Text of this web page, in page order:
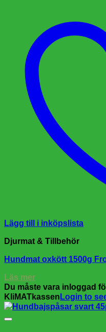
Lägg till i inköpslista
Djurmat & Tillbehör
Hundmat oxkött 1500g
Läs mer
Du måste vara inloggad
KliMATkassen Login to